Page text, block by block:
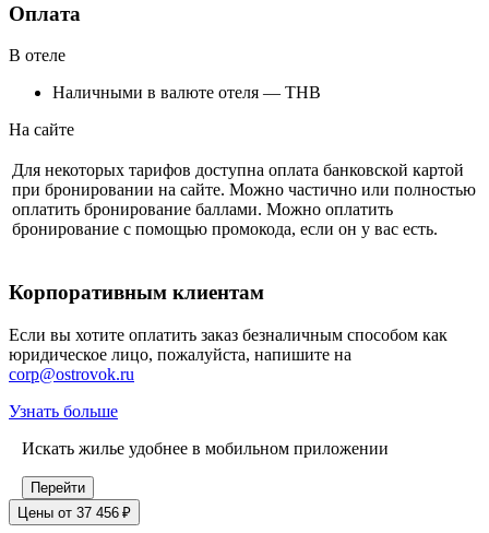
Оплата
В отеле
Наличными в валюте отеля — THB
На сайте
Для некоторых тарифов доступна оплата банковской картой
при бронировании на сайте. Можно частично или полностью
оплатить бронирование баллами. Можно оплатить
бронирование с помощью промокода, если он у вас есть.
Корпоративным клиентам
Если вы хотите оплатить заказ безналичным способом как
юридическое лицо, пожалуйста, напишите на
corp@ostrovok.ru
Узнать больше
Искать жилье удобнее в мобильном приложении
Перейти
Цены от 37 456 ₽